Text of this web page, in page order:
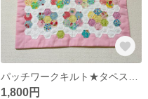
1,800円